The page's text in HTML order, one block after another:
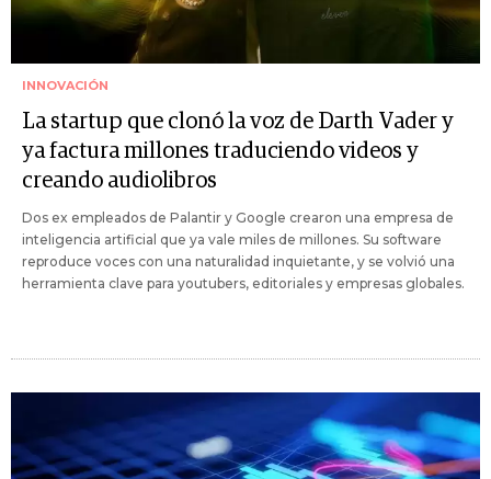
INNOVACIÓN
La startup que clonó la voz de Darth Vader y
ya factura millones traduciendo videos y
creando audiolibros
Dos ex empleados de Palantir y Google crearon una empresa de
inteligencia artificial que ya vale miles de millones. Su software
reproduce voces con una naturalidad inquietante, y se volvió una
herramienta clave para youtubers, editoriales y empresas globales.